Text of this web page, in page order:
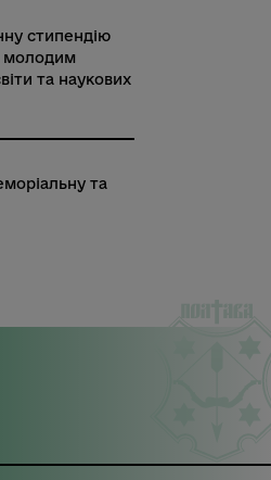
стипендію
молодим
та наукових
та